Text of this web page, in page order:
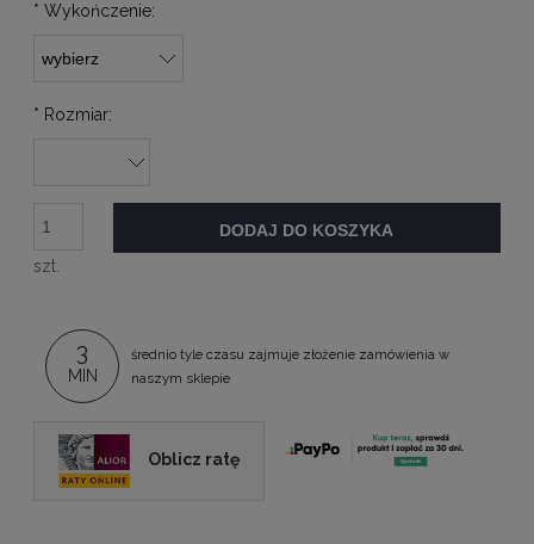
* Wykończenie:
* Rozmiar:
szt.
DODAJ DO KOSZYKA
3
MIN
średnio tyle czasu zajmuje złożenie zamówienia w
naszym sklepie
Oblicz ratę